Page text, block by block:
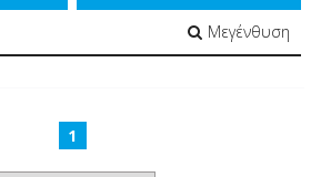
Μεγένθυση
1